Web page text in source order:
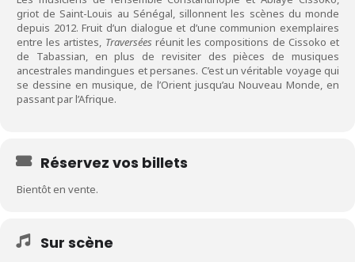
griot de Saint-Louis au Sénégal, sillonnent les scènes du monde
depuis 2012. Fruit d’un dialogue et d’une communion exemplaires
entre les artistes, Traversées réunit les compositions de Cissoko et
de Tabassian, en plus de revisiter des pièces de musiques
ancestrales mandingues et persanes. C’est un véritable voyage qui
se dessine en musique, de l’Orient jusqu’au Nouveau Monde, en
passant par l’Afrique.
Réservez vos billets
Bientôt en vente.
Sur scène